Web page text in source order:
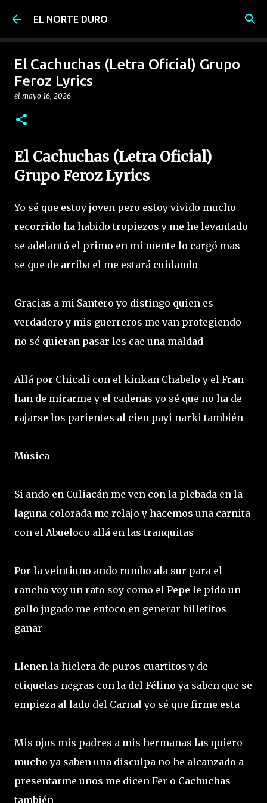
Ir al contenido principal
EL NORTE DURO
El Cachuchas (Letra Oficial) Grupo
Feroz Lyrics
el mayo 16, 2026
El Cachuchas (Letra Oficial)
Grupo Feroz Lyrics
Yo sé que estoy joven pero estoy vivido mucho
recorrido ha habido tropiezos y me he levantado
se adelantó el primo en mi mente lo cargó mas
se que de arriba el me estará cuidando
Gracias a mi Santero yo distingo quien es
verdadero y mis guerreros me van protegiendo
no sé quieran pasar les cae una maldad
Allá por Chicali con el kinkan Chabelo y el Fran
han de mirarme y el cadenas yo sé que no ha de
rajarse los parientes al cien payi narki también
Música
Si ando en Culiacán me ven con la plebada en la
laguna colorada me relajo y hacemos una carnita
con el Abueloco allá en las tranquitas
Por la veintiuno ando rumbo ala sur para el
rancho voy un rato soy como el Pepe le pido un
gallo jugado me enfoco en generar billetitos
ganar
Llenen la hielera de puros cuartitos y de
etiquetas negras con la del Félino ya saben que se
empieza al lado del Carnal yo sé que firme esta
Mis ojos mis padres a mis hermanas las quiero
mucho ya saben una disculpa no he alcanzado a
presentarme unos me dicen Fer o Cachuchas
también